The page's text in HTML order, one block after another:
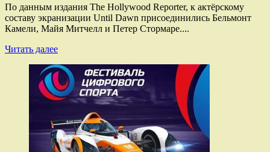
По данным издания The Hollywood Reporter, к актёрскому
составу экранизации Until Dawn присоединились Бельмонт
Камели, Майя Митчелл и Петер Стормаре....
Читать далееПрочитать
о
В экранизации
Until
Dawn
сыграет
Петер
Стормаре
— он